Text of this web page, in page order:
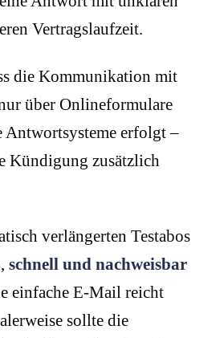
Vertragslaufzeit.
die Kommunikation mit
über Onlineformulare
Antwortsysteme erfolgt –
Kündigung zusätzlich
verlängerten Testabos
schnell und nachweisbar
einfache E-Mail reicht
sollte die